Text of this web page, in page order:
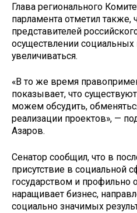
Глава регионального
парламента отметил также,
представителей
осуществлении
увеличиваться.
«В то же время
показывает, что
можем обсудить,
реализации проектов», —
Азаров.
Сенатор сообщил, что в
присутствие в социальной
государством и
наращивает бизнес,
социально значимых